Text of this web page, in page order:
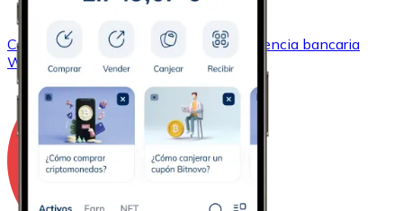
ComprarWrapped Bitcoin con transferencia bancaria
WBTC